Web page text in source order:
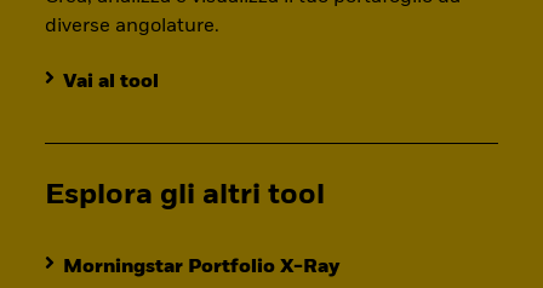
diverse angolature.
Vai al tool
Esplora gli altri tool
Morningstar Portfolio X-Ray